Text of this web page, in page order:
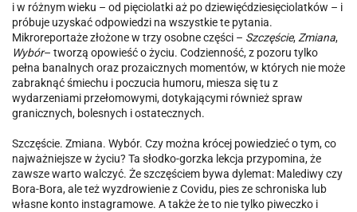
i w różnym wieku – od pięciolatki aż po dziewięćdziesięciolatków – i
próbuje uzyskać odpowiedzi na wszystkie te pytania.
Mikroreportaże złożone w trzy osobne części – Szczęście,Zmiana,
Wybór– tworzą opowieść o życiu. Codzienność, z pozoru tylko
pełna banalnych oraz prozaicznych momentów, w których nie może
zabraknąć śmiechu i poczucia humoru, miesza się tu z
wydarzeniami przełomowymi, dotykającymi również spraw
granicznych, bolesnych i ostatecznych.
Szczęście. Zmiana. Wybór. Czy można krócej powiedzieć o tym, co
najważniejsze w życiu? Ta słodko-gorzka lekcja przypomina, że
zawsze warto walczyć. Że szczęściem bywa dylemat: Malediwy czy
Bora-Bora, ale też wyzdrowienie z Covidu, pies ze schroniska lub
własne konto instagramowe. A także że to nie tylko piweczko i